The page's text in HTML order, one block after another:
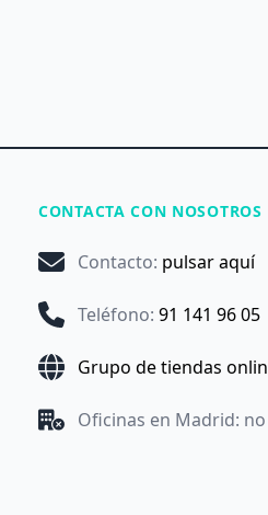
CONTACTA CON NOSOTROS
Contacto: pulsar aquí
Teléfono: 91 141 96 05
Grupo de tiendas
Oficinas en Madrid: